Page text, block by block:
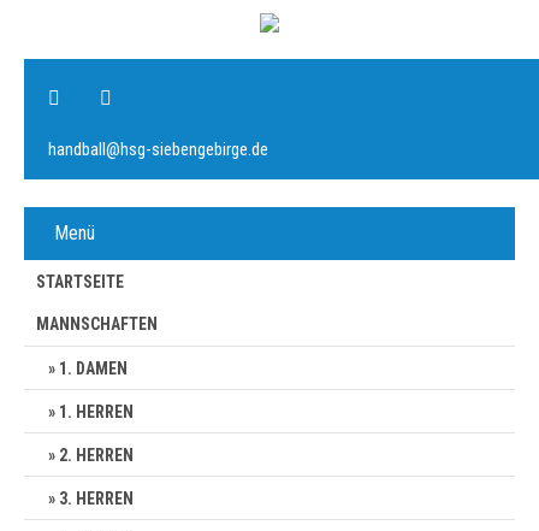
handball@hsg-siebengebirge.de
Menü
STARTSEITE
MANNSCHAFTEN
1. DAMEN
1. HERREN
2. HERREN
3. HERREN